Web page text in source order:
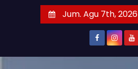
Jum. Agu 7th, 2026